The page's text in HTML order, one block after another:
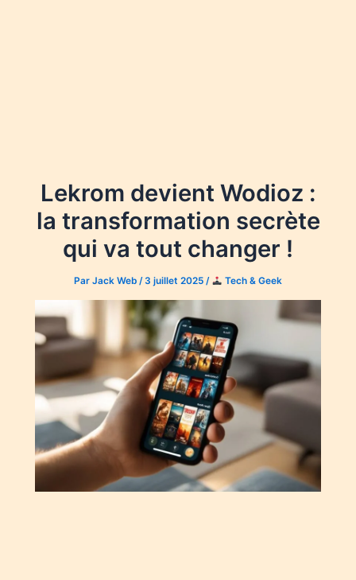
Lekrom devient Wodioz :
la transformation secrète
qui va tout changer !
ParJack Web/3 juillet 2025/ Tech & Geek